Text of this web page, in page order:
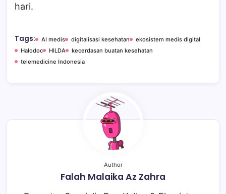
hari.
Tags: AI medis digitalisasi kesehatan
ekosistem medis digital
Halodoc
HILDA
kecerdasan buatan kesehatan
telemedicine Indonesia
Author
Falah Malaika Az Zahra